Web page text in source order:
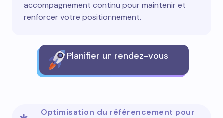
accompagnement continu pour maintenir et
renforcer votre positionnement.
Planifier un rendez-vous
Optimisation du référencement pour